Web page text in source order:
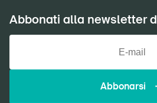
Abbonati alla newsletter
Abbonarsi